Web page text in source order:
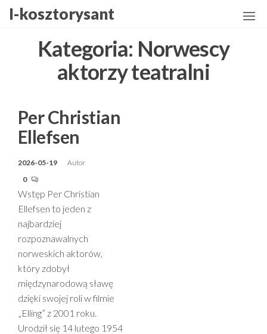
Przejdź
I-kosztorysant
Kategoria: Norwescy
aktorzy teatralni
Per Christian
Ellefsen
2026-05-19
Autor
0
Wstęp Per Christian
Ellefsen to jeden z
najbardziej
rozpoznawalnych
norweskich aktorów,
który zdobył
międzynarodową sławę
dzięki swojej roli w filmie
„Elling” z 2001 roku.
Urodził się 14 lutego 1954